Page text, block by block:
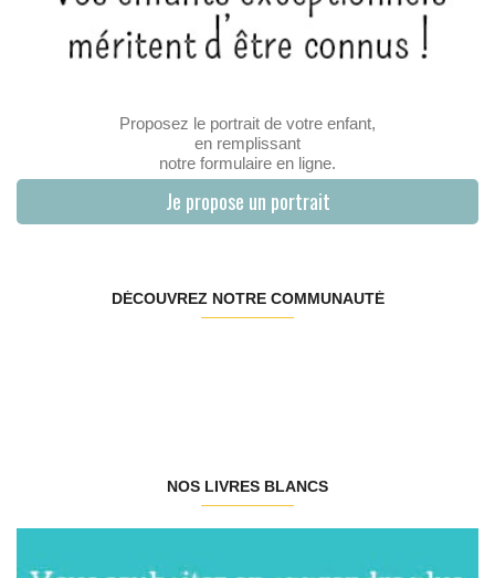
Proposez le portrait de votre enfant,
en remplissant
notre formulaire en ligne.
Je propose un portrait
DÉCOUVREZ NOTRE COMMUNAUTÉ
NOS LIVRES BLANCS